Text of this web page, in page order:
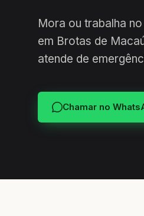
Mora ou trabalha
em Brotas de
atende de
Chamar no